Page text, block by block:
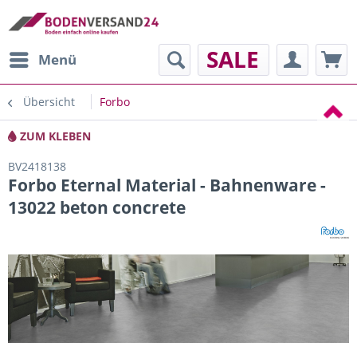
Menü SALE
Übersicht Forbo
ZUM KLEBEN
BV2418138
Forbo Eternal Material - Bahnenware -
13022 beton concrete